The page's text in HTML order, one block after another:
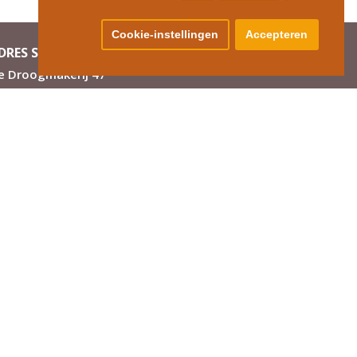
Cookie-instellingen Accepteren
SHOWROOM EN FABRIEK
Droogmakerij 47